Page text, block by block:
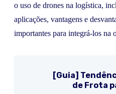
o uso de drones na logística,
aplicações, vantagens e
importantes para integrá-los na
[Guia]
de Frota